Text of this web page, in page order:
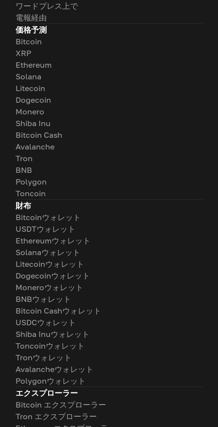
ワードプレス上で
電報経由
価格予測
Bitcoin
XRP
Ethereum
Solana
Litecoin
Dogecoin
Monero
Shiba Inu
Bitcoin Cash
Avalanche
Tron
BNB
Polygon
Toncoin
財布
Bitcoinウォレット
USDTウォレット
Ethereumウォレット
Solanaウォレット
Litecoinウォレット
Dogecoinウォレット
Moneroウォレット
BNBウォレット
Bitcoin Cashウォレット
USDCウォレット
Shiba Inuウォレット
Toncoinウォレット
Tronウォレット
Avalancheウォレット
Polygonウォレット
エクスプローラー
Bitcoin エクスプローラー
Tron エクスプローラー